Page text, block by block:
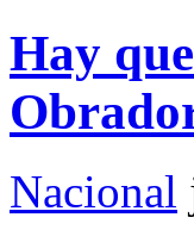
Hay
Nacional